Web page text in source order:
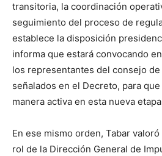
transitoria, la coordinación
seguimiento del proceso de
establece la disposición
informa que estará convocando
los representantes del consejo
señalados en el Decreto, para
manera activa en esta nueva
En ese mismo orden, Tabar
rol de la Dirección General de